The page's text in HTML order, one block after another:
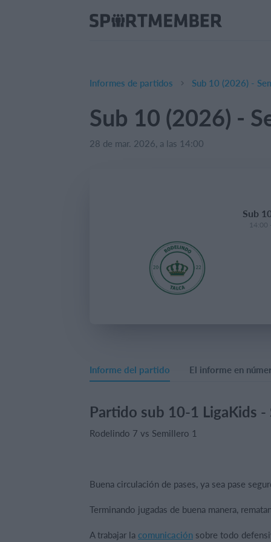
Informes de partidos Sub 10 (2026) -
Sub 10 (2026) -
28 de mar. 2026, a las 14:00
Sub
14:00
Informe del partido El informe en
Partido sub 10-1 LigaKids -
Rodelindo 7 vs Semillero 1
Buena circulación de pases, ya sea pase
Terminando jugadas de buena manera,
A trabajar lacomunicación sobre todo